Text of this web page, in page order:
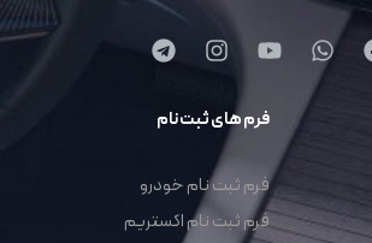
فرم های ثبت نام
فرم ثبت نام خودرو
فرم ثبت نام اکستریم